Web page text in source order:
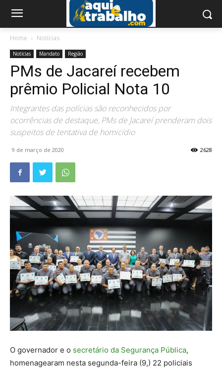
Home Notícias
Notícias Mandato Região
PMs de Jacareí recebem
prêmio Policial Nota 10
Integrantes das polícias são reconhecidos por
ocorrências de destaque, PMs de Jacareí prenderam dois
suspeitos de tentativa de homicídio
9 de março de 2020 2628
O governador e o secretário da Segurança Pública,
homenagearam nesta segunda-feira (9,) 22 policiais